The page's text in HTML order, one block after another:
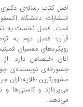
کتاب رساله‌ی دکتری
دانشگاه
فصل نخست به نکاتی
فصل دوم به توصیف
مفسران فمینیستی؛
اختصاص دارد. از
نویسنده‌ی جوان
طلایه‌داران جریان
و کاستی‌ها و